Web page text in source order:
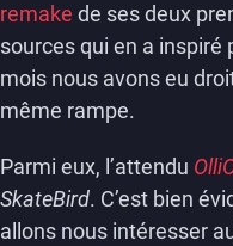
remake de ses deux
sources qui en a inspiré
mois nous avons eu
même rampe.
Parmi eux, l’attendu
SkateBird. C’est bien
allons nous intéresser